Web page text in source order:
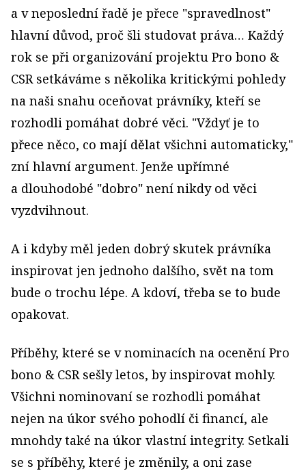
a v neposlední řadě je přece "spravedlnost"
hlavní důvod, proč šli studovat práva… Každý
rok se při organizování projektu Pro bono &
CSR setkáváme s několika kritickými pohledy
na naši snahu oceňovat právníky, kteří se
rozhodli pomáhat dobré věci. "Vždyť je to
přece něco, co mají dělat všichni automaticky,"
zní hlavní argument. Jenže upřímné
a dlouhodobé "dobro" není nikdy od věci
vyzdvihnout.
A i kdyby měl jeden dobrý skutek právníka
inspirovat jen jednoho dalšího, svět na tom
bude o trochu lépe. A kdoví, třeba se to bude
opakovat.
Příběhy, které se v nominacích na ocenění Pro
bono & CSR sešly letos, by inspirovat mohly.
Všichni nominovaní se rozhodli pomáhat
nejen na úkor svého pohodlí či financí, ale
mnohdy také na úkor vlastní integrity. Setkali
se s příběhy, které je změnily, a oni zase